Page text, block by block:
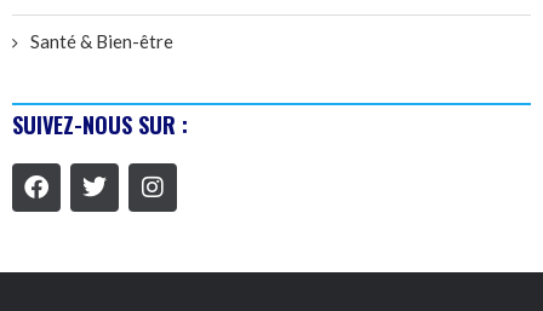
Santé & Bien-être
SUIVEZ-NOUS SUR :